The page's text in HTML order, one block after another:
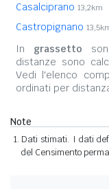
Casalciprano 13,2km
Castropignano
In grassetto
distanze sono
Vedi l'elenco
ordinati per
Note
Dati stimati. I dati
del Censimento